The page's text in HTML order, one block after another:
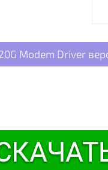
Modem Driver